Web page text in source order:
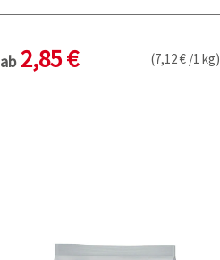
ab 2,85 € (7,12 € /1 kg)